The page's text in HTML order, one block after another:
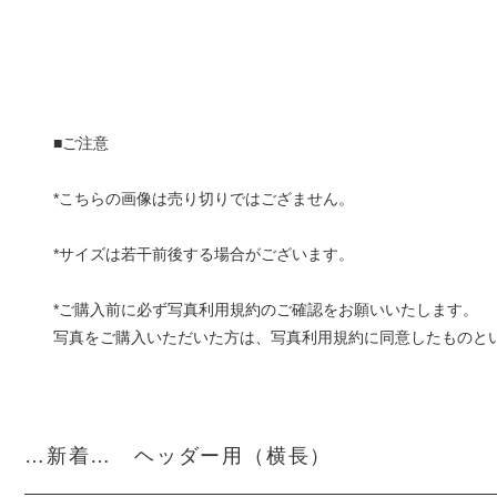
■ご注意
*こちらの画像は売り切りではござません。
*サイズは若干前後する場合がございます。
*ご購入前に必ず写真利用規約のご確認をお願いいたします。
写真をご購入いただいた方は、写真利用規約に同意したものと
…新着… ヘッダー用（横長）